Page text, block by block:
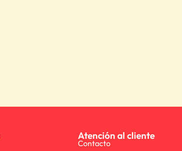
Atención al cliente
Contacto